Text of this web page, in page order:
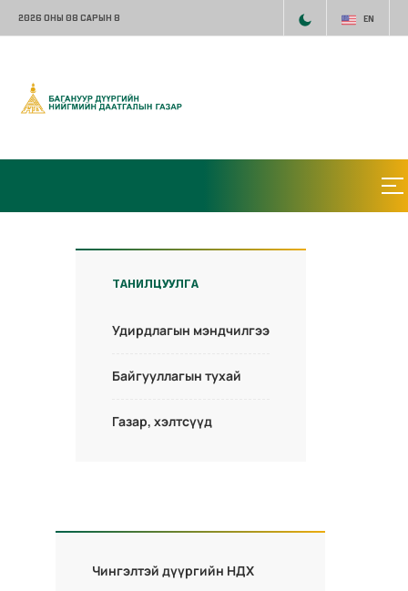
2026 ОНЫ 08 САРЫН 8 EN
ТАНИЛЦУУЛГА
Удирдлагын мэндчилгээ
Байгууллагын тухай
Газар, хэлтсүүд
Чингэлтэй дүүргийн НДХ